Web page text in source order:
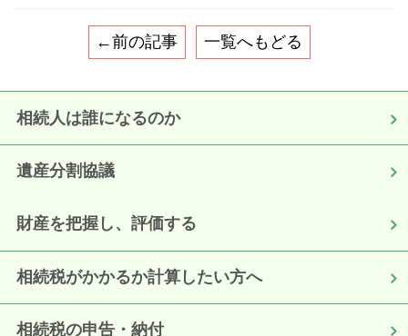
←前の記事 一覧へもどる
相続人は誰になるのか
遺産分割協議
財産を把握し、評価する
相続税がかかるか計算したい方へ
相続税の申告・納付